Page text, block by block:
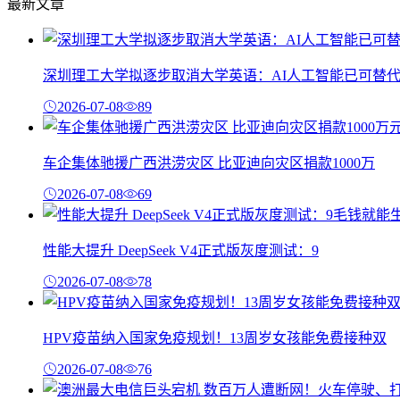
最新文章
深圳理工大学拟逐步取消大学英语：AI人工智能已可替代
2026-07-08 89
车企集体驰援广西洪涝灾区 比亚迪向灾区捐款1000万
2026-07-08 69
性能大提升 DeepSeek V4正式版灰度测试：9
2026-07-08 78
HPV疫苗纳入国家免疫规划！13周岁女孩能免费接种双
2026-07-08 76